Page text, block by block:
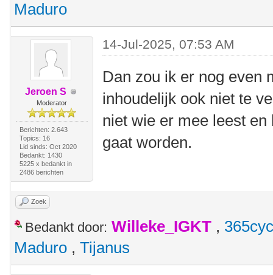
Maduro
Jeroen S
Moderator
Berichten: 2.643
Topics: 16
Lid sinds: Oct 2020
Bedankt: 1430
5225 x bedankt in
2486 berichten
14-Jul-2025, 07:53 AM
Dan zou ik er nog even
inhoudelijk ook niet te
niet wie er mee leest
gaat worden.
Zoek
Bedankt door: Willeke_IGKT ,
Maduro , Tijanus